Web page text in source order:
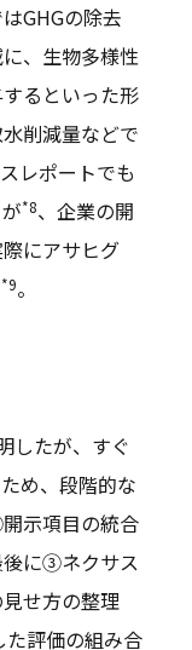
GHGの除去
、生物多様性
るといった形
削減量などで
レポートでも
*8、企業の開
にアサヒグ
*9。
したが、すぐ
め、段階的な
示項目の統合
に③ネクサス
せ方の整理
評価の組み合